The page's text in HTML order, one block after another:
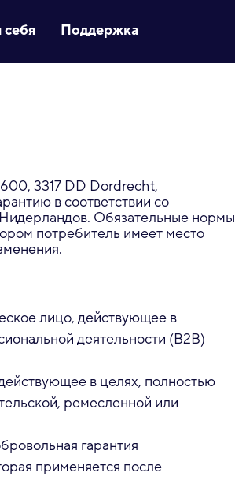
Поддержка
3317 DD Dordrecht,
в соответствии со
Обязательные нормы
потребитель имеет место
лицо, действующее в
деятельности (B2B)
в целях, полностью
ремесленной или
гарантия
применяется после